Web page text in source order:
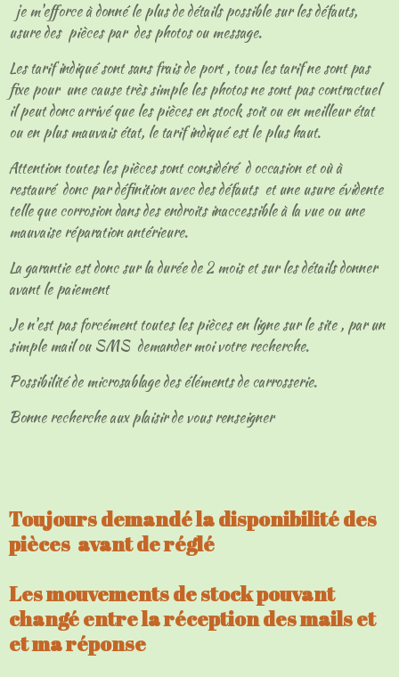
je m'efforce à donné le plus de détails possible sur les défauts,
usure des pièces par des photos ou message.
Les tarif indiqué sont sans frais de port , tous les tarif ne sont pas
fixe pour une cause très simple les photos ne sont pas contractuel
il peut donc arrivé que les pièces en stock soit ou en meilleur état
ou en plus mauvais état, le tarif indiqué est le plus haut.
Attention toutes les pièces sont considéré d occasion et où à
restauré donc par définition avec des défauts et une usure évidente
telle que corrosion dans des endroits inaccessible à la vue ou une
mauvaise réparation antérieure.
La garantie est donc sur la durée de 2 mois et sur les détails donner
avant le paiement
Je n'est pas forcément toutes les pièces en ligne sur le site , par un
simple mail ou SMS demander moi votre recherche.
Possibilité de microsablage des éléments de carrosserie.
Bonne recherche aux plaisir de vous renseigner
Toujours demandé la disponibilité des
pièces avant de réglé
Les mouvements de stock pouvant
changé entre la réception des mails et
et ma réponse